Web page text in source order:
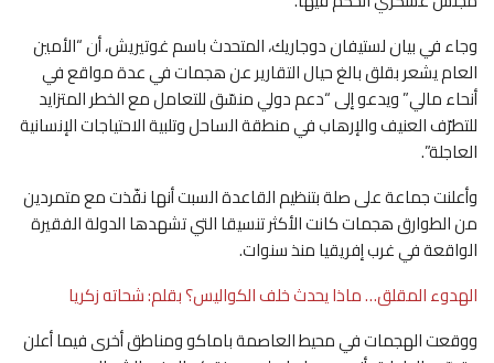
وجاء في بيان لستيفان دوجاريك، المتحدث باسم غوتيريش، أن “الأمين
العام يشعر بقلق بالغ حيال التقارير عن هجمات في عدة مواقع في
أنحاء مالي” ويدعو إلى “دعم دولي منسّق للتعامل مع الخطر المتزايد
للتطرّف العنيف والإرهاب في منطقة الساحل وتلبية الاحتياجات الإنسانية
العاجلة”.
وأعلنت جماعة على صلة بتنظيم القاعدة السبت أنها نفّذت مع متمردين
من الطوارق هجمات كانت الأكثر تنسيقا التي تشهدها الدولة الفقيرة
الواقعة في غرب إفريقيا منذ سنوات.
الهدوء المقلق… ماذا يحدث خلف الكواليس؟ بقلم: شحاته زكريا
ووقعت الهجمات في محيط العاصمة باماكو ومناطق أخرى فيما أعلن